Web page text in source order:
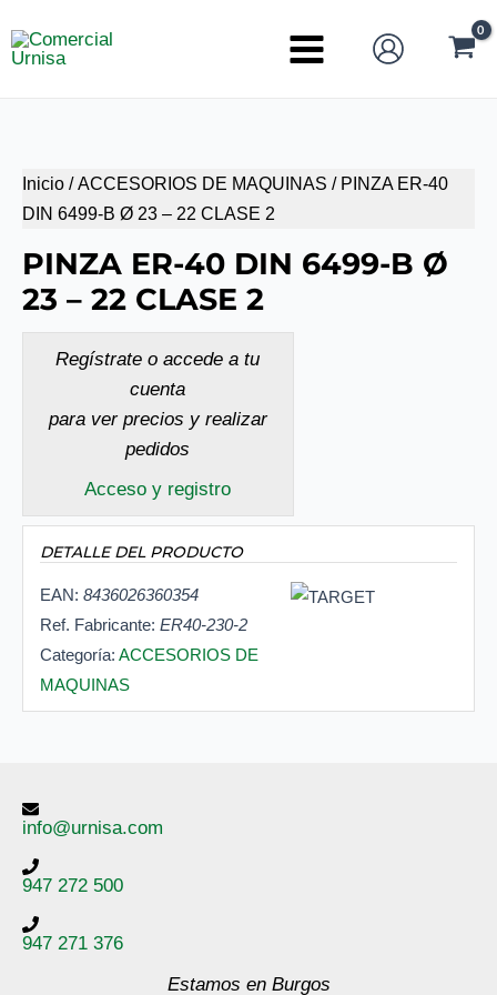
al
Main
Inicio /ACCESORIOS DE MAQUINAS / PINZA ER-40
DIN 6499-B Ø 23 – 22 CLASE 2
PINZA ER-40 DIN 6499-B Ø
23 – 22 CLASE 2
Regístrate o accede a tu
cuenta
para ver precios y realizar
pedidos
Acceso y registro
DETALLE DEL PRODUCTO
EAN: 8436026360354
Ref. Fabricante: ER40-230-2
Categoría: ACCESORIOS DE
MAQUINAS
info@urnisa.com
947 272 500
947 271 376
Estamos en Burgos